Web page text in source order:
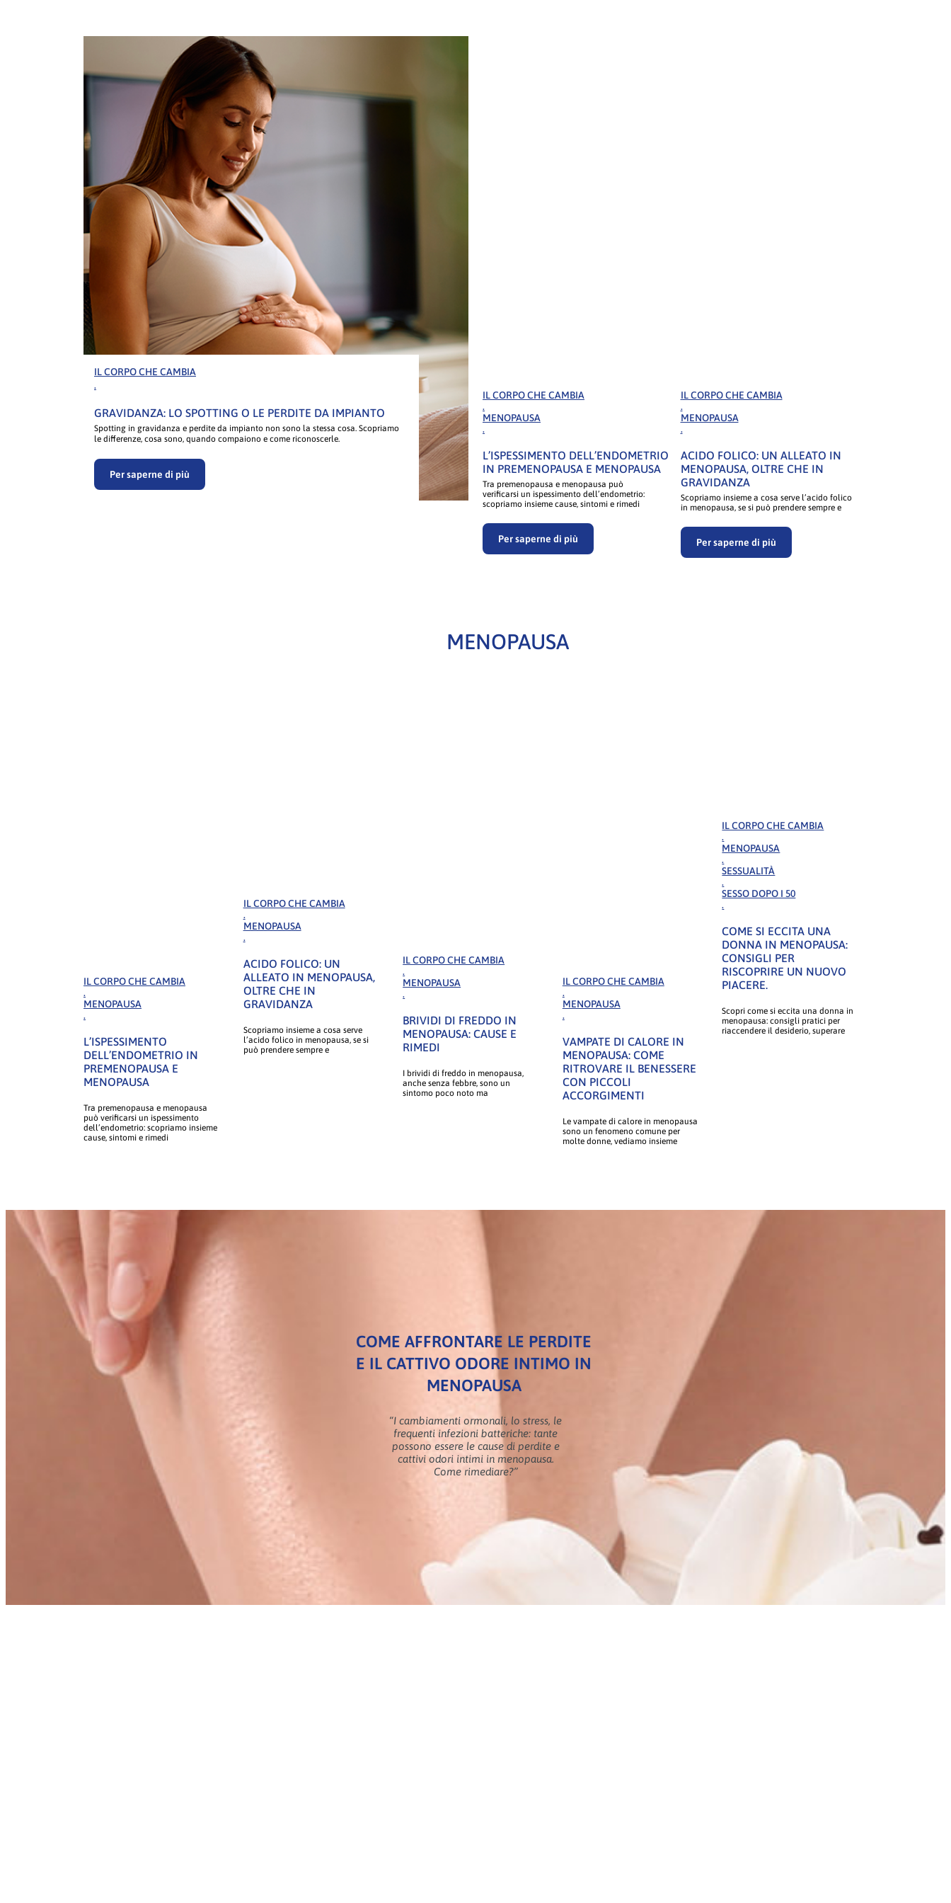
IL CORPO CHE CAMBIA
.
GRAVIDANZA: LO SPOTTING O LE PERDITE DA IMPIANTO
Spotting in gravidanza e perdite da impianto non sono la stessa cosa. Scopriamo
le differenze, cosa sono, quando compaiono e come riconoscerle.
Per saperne di più
IL CORPO CHE CAMBIA
.
MENOPAUSA
.
L’ISPESSIMENTO DELL’ENDOMETRIO
IN PREMENOPAUSA E MENOPAUSA
Tra premenopausa e menopausa può
verificarsi un ispessimento dell’endometrio:
scopriamo insieme cause, sintomi e rimedi
Per saperne di più
IL CORPO CHE CAMBIA
.
MENOPAUSA
.
ACIDO FOLICO: UN ALLEATO IN
MENOPAUSA, OLTRE CHE IN
GRAVIDANZA
Scopriamo insieme a cosa serve l’acido folico
in menopausa, se si può prendere sempre e
Per saperne di più
MENOPAUSA
IL CORPO CHE CAMBIA
.
MENOPAUSA
.
L’ISPESSIMENTO
DELL’ENDOMETRIO IN
PREMENOPAUSA E
MENOPAUSA
Tra premenopausa e menopausa
può verificarsi un ispessimento
dell’endometrio: scopriamo insieme
cause, sintomi e rimedi
IL CORPO CHE CAMBIA
.
MENOPAUSA
.
ACIDO FOLICO: UN
ALLEATO IN MENOPAUSA,
OLTRE CHE IN
GRAVIDANZA
Scopriamo insieme a cosa serve
l’acido folico in menopausa, se si
può prendere sempre e
IL CORPO CHE CAMBIA
.
MENOPAUSA
.
BRIVIDI DI FREDDO IN
MENOPAUSA: CAUSE E
RIMEDI
I brividi di freddo in menopausa,
anche senza febbre, sono un
sintomo poco noto ma
IL CORPO CHE CAMBIA
.
MENOPAUSA
.
VAMPATE DI CALORE IN
MENOPAUSA: COME
RITROVARE IL BENESSERE
CON PICCOLI
ACCORGIMENTI
Le vampate di calore in menopausa
sono un fenomeno comune per
molte donne, vediamo insieme
IL CORPO CHE CAMBIA
.
MENOPAUSA
.
SESSUALITÀ
.
SESSO DOPO I 50
.
COME SI ECCITA UNA
DONNA IN MENOPAUSA:
CONSIGLI PER
RISCOPRIRE UN NUOVO
PIACERE.
Scopri come si eccita una donna in
menopausa: consigli pratici per
riaccendere il desiderio, superare
COME AFFRONTARE LE PERDITE
E IL CATTIVO ODORE INTIMO IN
MENOPAUSA
“I cambiamenti ormonali, lo stress, le
frequenti infezioni batteriche: tante
possono essere le cause di perdite e
cattivi odori intimi in menopausa.
Come rimediare?”